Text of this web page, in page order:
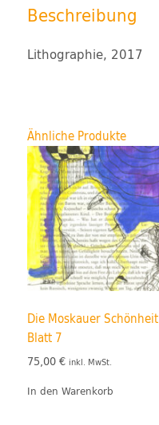
Beschreibung
Lithographie, 2017
Ähnliche Produkte
Die Moskauer Schönheit
Blatt 7
75,00€ inkl. MwSt.
In den Warenkorb